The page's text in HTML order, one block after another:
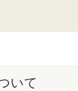
いて